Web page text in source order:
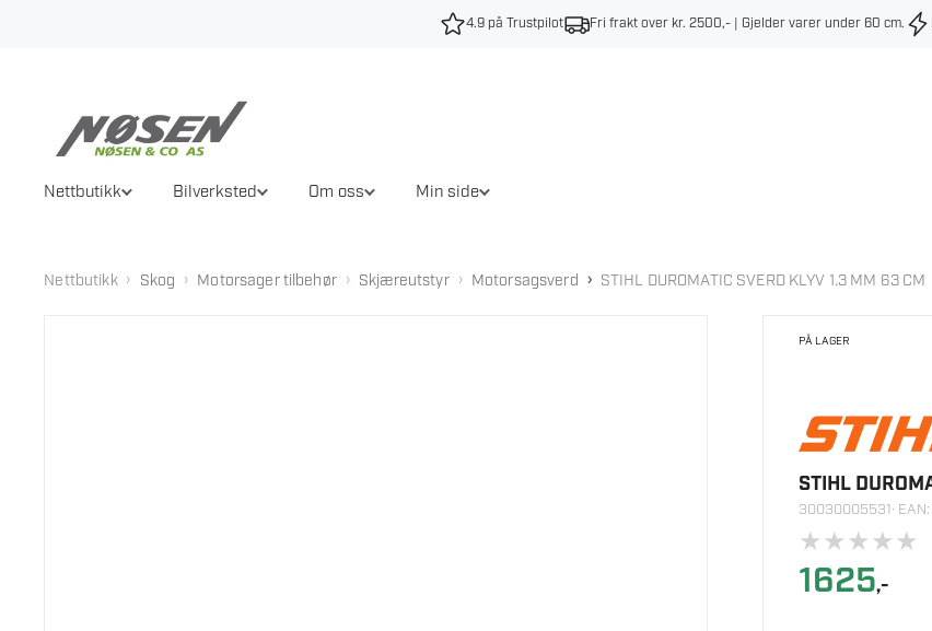
4.9 på Trustpilot Fri frakt over kr. 2500,- | Gjelder varer under 60 cm.
Nettbutikk Bilverksted Om oss Min side
Nettbutikk › Skog › Motorsager tilbehør › Skjæreutstyr › Motorsagsverd › STIHL DUROMATIC SVERD KLYV 1.3 MM 63 CM
PÅ LAGER
STIHL
30030005531·
★★★★★
1625,-